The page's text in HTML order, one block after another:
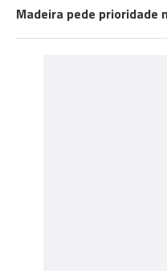
Madeira pede prioridade